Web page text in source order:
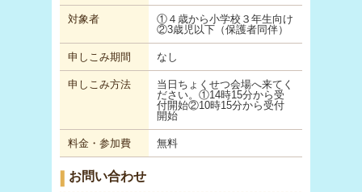
対象者
①４歳から小学校３年生向け
②3歳児以下（保護者同伴）
申しこみ期間 なし
申しこみ方法
当日ちょくせつ会場へ来てく
ださい。①14時15分から受
付開始②10時15分から受付
開始
料金・参加費 無料
お問い合わせ